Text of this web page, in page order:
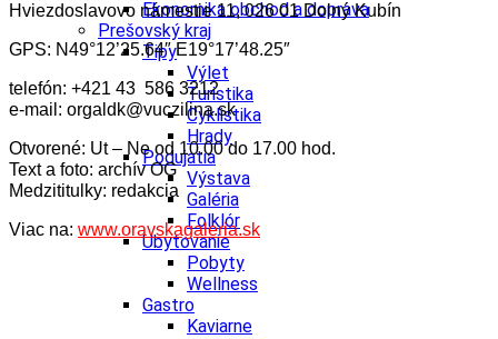
Ekonomika obchod a doprava
Prešovský kraj
Tipy
Výlet
Turistika
Cyklistika
Hrady
Podujatia
Výstava
Galéria
Folklór
Ubytovanie
Pobyty
Wellness
Gastro
Kaviarne
Hviezdoslavovo námestie 11, 026 01 Dolný Kubín
GPS: N49°12’25.64″ E19°17’48.25″
telefón: +421 43 586 3212
e-mail: orgaldk@vuczilina.sk
Otvorené: Ut – Ne od 10.00 do 17.00 hod.
Text a foto: archív OG
Medzititulky: redakcia
Viac na: www.oravskagaleria.sk